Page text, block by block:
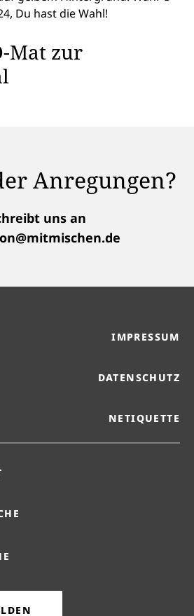
Mat zur
Anregungen?
uns an
IMPRESSUM
DATENSCHUTZ
NETIQUETTE